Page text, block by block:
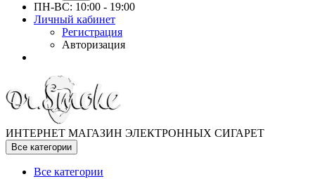
ПН-ВС: 10:00 - 19:00
Личный кабинет
Регистрация
Авторизация
ИНТЕРНЕТ МАГАЗИН ЭЛЕКТРОННЫХ СИГАРЕТ
Все категории
Все категории